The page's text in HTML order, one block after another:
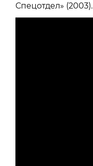
Спецотдел» (2003).